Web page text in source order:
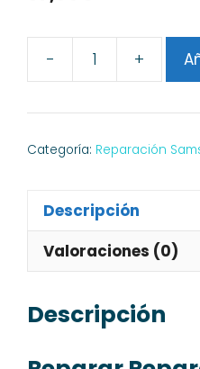
-
S9
+
Categoría: Reparación
Descripción
Valoraciones (0)
Descripción